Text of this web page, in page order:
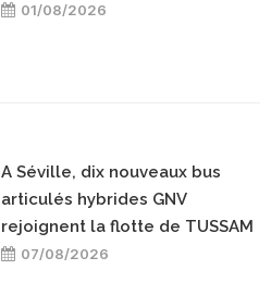
01/08/2026
A Séville, dix nouveaux bus
articulés hybrides GNV
rejoignent la flotte de TUSSAM
07/08/2026